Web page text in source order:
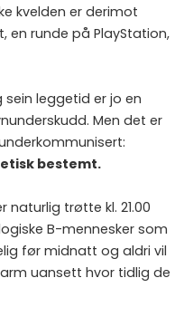
kvelden er derimot
en runde på PlayStation,
leggetid er jo en
Men det er
bestemt.
naturlig trøtte kl. 21.00
B-mennesker som
før midnatt og aldri vil
uansett hvor tidlig de